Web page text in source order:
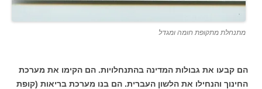
מתנחלת מתקופת חומה ומגדל
הם קבעו את גבולות המדינה בהתנחלויות. הם הקימו את מערכת
החינוך והנחילו את הלשון העברית. הם בנו מערכת בריאות (קופת